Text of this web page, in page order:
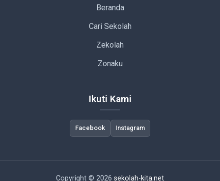
Beranda
Cari Sekolah
Zekolah
Zonaku
Ikuti Kami
Facebook Instagram
Copyright © 2026 sekolah-kita.net